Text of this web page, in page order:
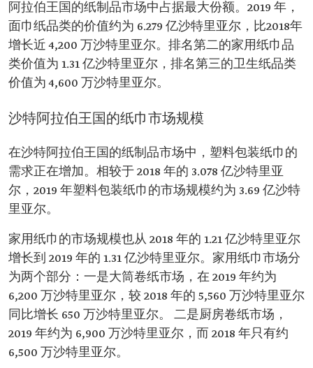
阿拉伯王国的纸制品市场中占据最大份额。2019 年，
面巾纸品类的价值约为 6.279 亿沙特里亚尔，比2018年
增长近 4,200 万沙特里亚尔。排名第二的家用纸巾品
类价值为 1.31 亿沙特里亚尔，排名第三的卫生纸品类
价值为 4,600 万沙特里亚尔。
沙特阿拉伯王国的纸巾市场规模
在沙特阿拉伯王国的纸制品市场中，塑料包装纸巾的
需求正在增加。相较于 2018 年的 3.078 亿沙特里亚
尔，2019 年塑料包装纸巾的市场规模约为 3.69 亿沙特
里亚尔。
家用纸巾的市场规模也从 2018 年的 1.21 亿沙特里亚尔
增长到 2019 年的 1.31 亿沙特里亚尔。家用纸巾市场分
为两个部分：一是大筒卷纸市场，在 2019 年约为
6,200 万沙特里亚尔，较 2018 年的 5,560 万沙特里亚尔
同比增长 650 万沙特里亚尔。 二是厨房卷纸市场，
2019 年约为 6,900 万沙特里亚尔，而 2018 年只有约
6,500 万沙特里亚尔。